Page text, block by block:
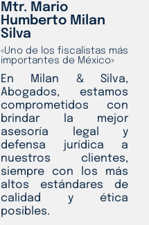
Mtr. Mario
Humberto Milan
Silva
«Uno de los fiscalistas más
importantes de México»
En Milan & Silva,
Abogados, estamos
comprometidos con
brindar la mejor
asesoría legal y
defensa jurídica a
nuestros clientes,
siempre con los más
altos estándares de
calidad y ética
posibles.